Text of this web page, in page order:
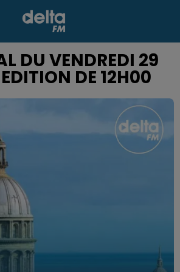
DU VENDREDI 29
DE 12H00